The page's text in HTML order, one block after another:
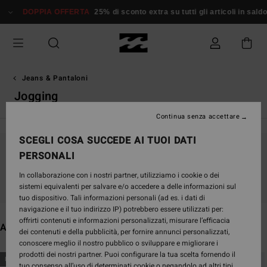
alla
griglie
prodotti
OFFERTA 25% di sconto extra su tutti gli articoli in saldo* Donna
Jeans & Pantaloni
Jogging
Continua a seguirci, i prodotti che cerchi
presto saranno di nuovo disponibili
Altri articoli che potrebbero piacerti
Salta
VaiNUOVO PRODOTTO NUOVO PRODOTTO
SCEGLI COSA SUCCEDE AI TUOI DATI
PERSONALI
In collaborazione con i nostri partner, utilizziamo i cookie o dei
sistemi equivalenti per salvare e/o accedere a delle informazioni sul
tuo dispositivo. Tali informazioni personali (ad es. i dati di
navigazione e il tuo indirizzo IP) potrebbero essere utilizzati per:
offrirti contenuti e informazioni personalizzati, misurare l’efficacia
dei contenuti e della pubblicità, per fornire annunci personalizzati,
conoscere meglio il nostro pubblico o sviluppare e migliorare i
prodotti dei nostri partner. Puoi configurare la tua scelta fornendo il
Continua senza accettare